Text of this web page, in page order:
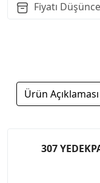
Fiyatı
Ürün Açıklaması
307